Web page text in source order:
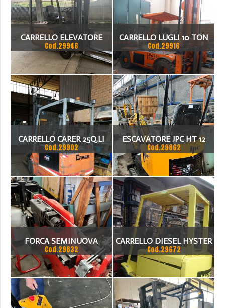
CARRELLO ELEVATORE
FRONTALE= STILL -
ELETTRICO
Cod.29946
CARRELLO LUGLI 10 TON
TRASLATORE DOPPIO
OTTIME CONDIZIONI
ANNO 2002
Cod.29916
CARRELLO CARER 25Q.LI
BATTERIA NUOVA
Cod.29902
ESCAVATORE JPC HT 12
Cod.29862
FORCA SEMINUOVA
ROTANTE
Cod.29832
CARRELLO DIESEL HYSTER
ANNO 1996 3200 KG
ALTEZZA CARICO 4205MM
Cod.29672